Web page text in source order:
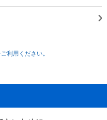
利用ください。